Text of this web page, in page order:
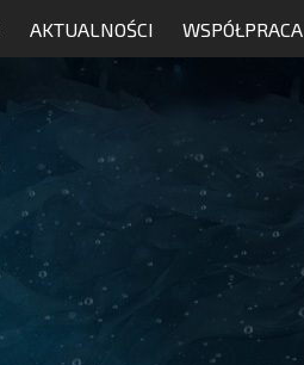
AKTUALNOŚCI WSPÓŁPRACA